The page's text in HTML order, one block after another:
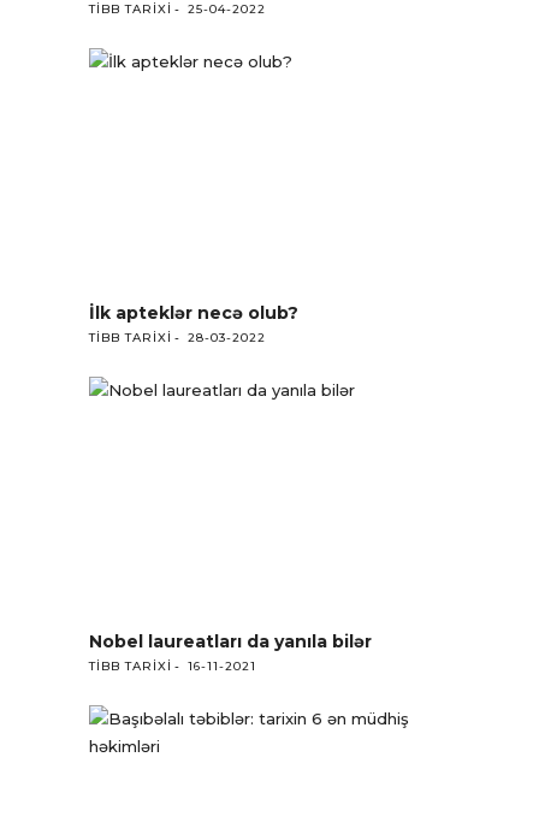
TIBB TARIXI 25-04-2022
İlk apteklər necə olub?
TIBB TARIXI 28-03-2022
Nobel laureatları da yanıla bilər
TIBB TARIXI 16-11-2021